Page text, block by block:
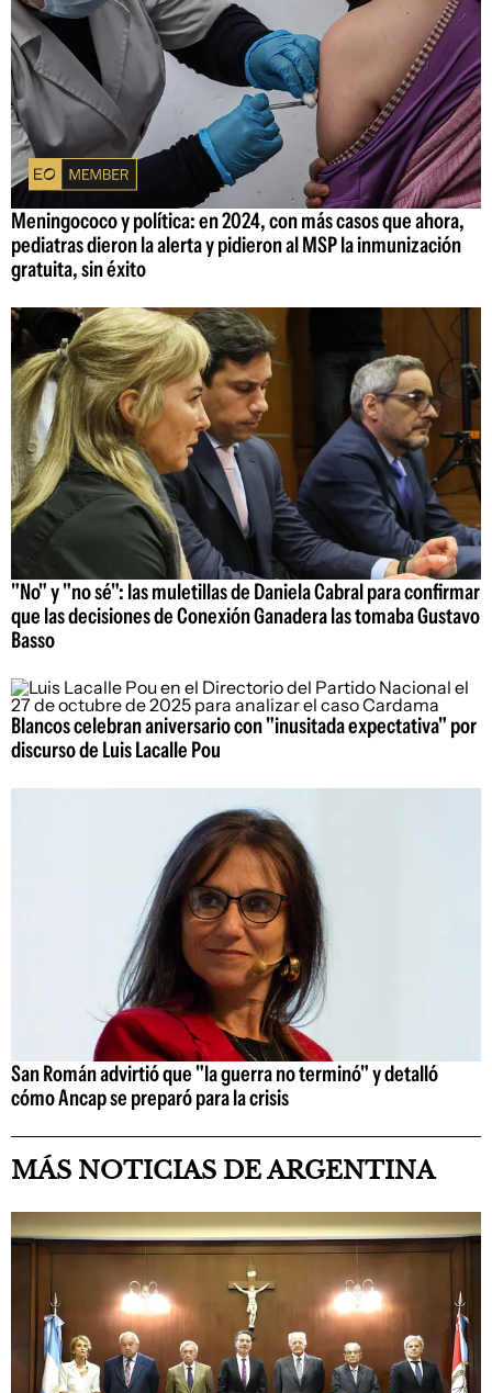
Meningococo y política: en 2024, con más casos que ahora,
pediatras dieron la alerta y pidieron al MSP la inmunización
gratuita, sin éxito
"No" y "no sé": las muletillas de Daniela Cabral para confirmar
que las decisiones de Conexión Ganadera las tomaba Gustavo
Basso
Blancos celebran aniversario con "inusitada expectativa" por
discurso de Luis Lacalle Pou
San Román advirtió que "la guerra no terminó" y detalló
cómo Ancap se preparó para la crisis
MÁS NOTICIAS DE ARGENTINA